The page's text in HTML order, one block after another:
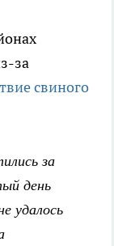
за
свиного
за
день
удалось